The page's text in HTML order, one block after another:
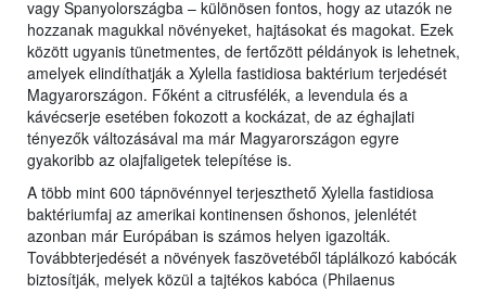
vagy Spanyolországba – különösen fontos, hogy az utazók ne
hozzanak magukkal növényeket, hajtásokat és magokat. Ezek
között ugyanis tünetmentes, de fertőzött példányok is lehetnek,
amelyek elindíthatják a Xylella fastidiosa baktérium terjedését
Magyarországon. Főként a citrusfélék, a levendula és a
kávécserje esetében fokozott a kockázat, de az éghajlati
tényezők változásával ma már Magyarországon egyre
gyakoribb az olajfaligetek telepítése is.
A több mint 600 tápnövénnyel terjeszthető Xylella fastidiosa
baktériumfaj az amerikai kontinensen őshonos, jelenlétét
azonban már Európában is számos helyen igazolták.
Továbbterjedését a növények faszövetéből táplálkozó kabócák
biztosítják, melyek közül a tajtékos kabóca (Philaenus